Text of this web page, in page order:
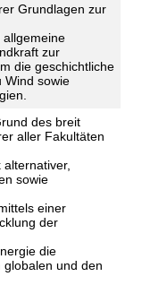
Grundlagen zur
allgemeine
zur
die geschichtliche
Wind sowie
des breit
aller Fakultäten
sowie
einer
der
die
und den